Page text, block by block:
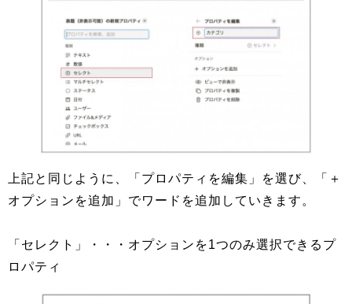
上記と同じように、「プロパティを編集」を選び、「＋
オプションを追加」でワードを追加していきます。
「セレクト」・・・オプションを1つのみ選択できるプ
ロパティ